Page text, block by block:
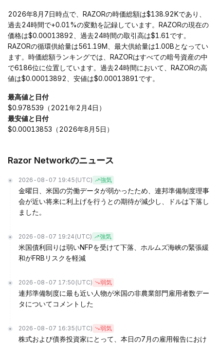
2026年8月7日時点で、RAZORの時価総額は$138.92Kであり、
過去24時間で+0.01%の変動を記録しています。RAZORの現在の
価格は$0.00013892、過去24時間の取引高は$1.61です。
RAZORの循環供給量は561.19M、最大供給量は1.00Bとなってい
ます。時価総額ランキングでは、RAZORはすべての暗号資産の中
で6186位に位置しています。過去24時間において、RAZORの高
値は$0.00013892、安値は$0.00013891です。
最高値と日付
$0.978539（2021年2月4日）
最安値と日付
$0.00013853（2026年8月5日）
Razor Networkのニュース
2026-08-07 19:45 (UTC) 強気
金曜日、米国の労働データが弱かったため、連邦準備制度理事
会が近い将来に利上げを行うとの期待が減少し、ドルは下落し
ました。
2026-08-07 19:24 (UTC) 強気
米国債利回りは弱いNFPを受けて下落、ホルムズ海峡の緊張緩
和がFRBリスクを軽減
2026-08-07 17:50 (UTC) 弱気
連邦準備制度に最も近い人物が米国の非農業部門雇用者数デー
タについてコメントした
2026-08-07 16:35 (UTC) 弱気
株式および債券投資家にとって、本日の7月の雇用報告におけ